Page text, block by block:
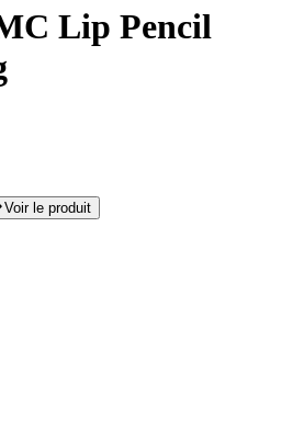
Lip Pencil
Voir le produit